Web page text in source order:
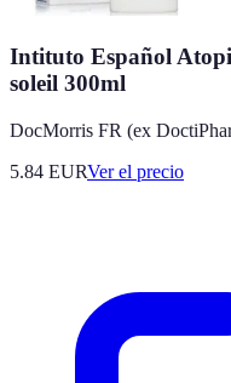
Intituto Español
soleil 300ml
DocMorris FR (ex
5.84 EURVer el precio